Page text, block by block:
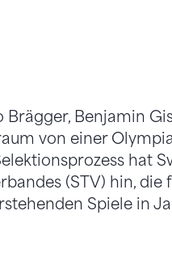
Brägger, Benjamin
von einer
hat
(STV) hin,
Spiele in